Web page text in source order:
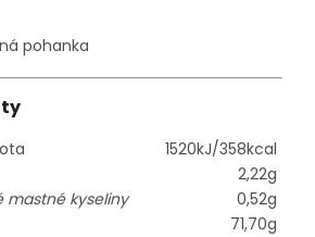
pohanka
1520kJ/358kcal
2,22g
mastné kyseliny
0,52g
71,70g